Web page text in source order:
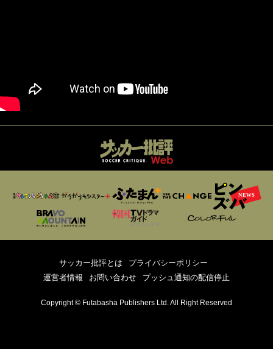
サッカー批評とは
プライバシーポリシー
運営者情報
お問い合わせ プッシュ通知の配信停止
Copyright © Futabasha Publishers Ltd. All Right Reserved